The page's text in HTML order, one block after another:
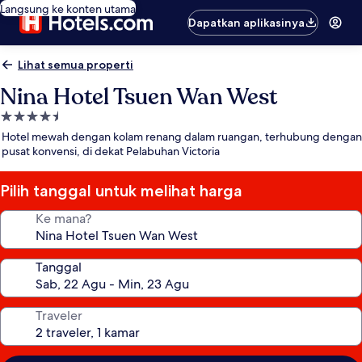
Langsung ke konten utama
Dapatkan aplikasinya
Lihat semua properti
Nina Hotel Tsuen Wan West
Properti
bintang
4.5
Hotel mewah dengan kolam renang dalam ruangan, terhubung dengan
pusat konvensi, di dekat Pelabuhan Victoria
Pilih tanggal untuk melihat harga
Ke mana?
Tanggal
Traveler